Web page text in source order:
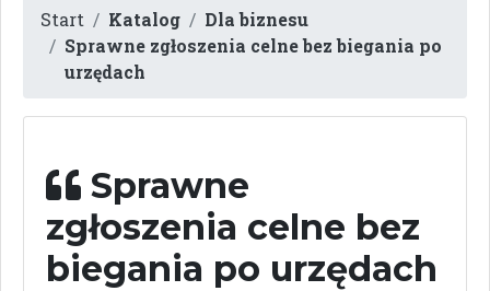
Start Katalog
Dla biznesu
Sprawne zgłoszenia celne bez biegania po
urzędach
Sprawne
zgłoszenia celne bez
biegania po urzędach